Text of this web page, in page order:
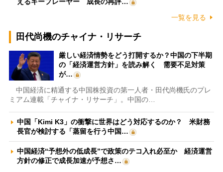
一覧を見る
田代尚機のチャイナ・リサーチ
厳しい経済情勢をどう打開するか？中国の下半期
の「経済運営方針」を読み解く 需要不足対策
が…
中国経済に精通する中国株投資の第一人者・田代尚機氏のプレ
ミアム連載「チャイナ・リサーチ」。中国の…
中国「Kimi K3」の衝撃に世界はどう対応するのか？ 米財務
長官が検討する「蒸留を行う中国…
中国経済“予想外の低成長”で政策のテコ入れ必至か 経済運営
方針の修正で成長加速が予想さ…